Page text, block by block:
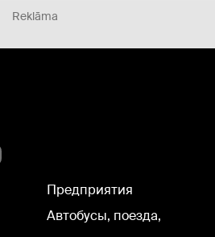
Reklāma
Предприятия
Автобусы, поезда,